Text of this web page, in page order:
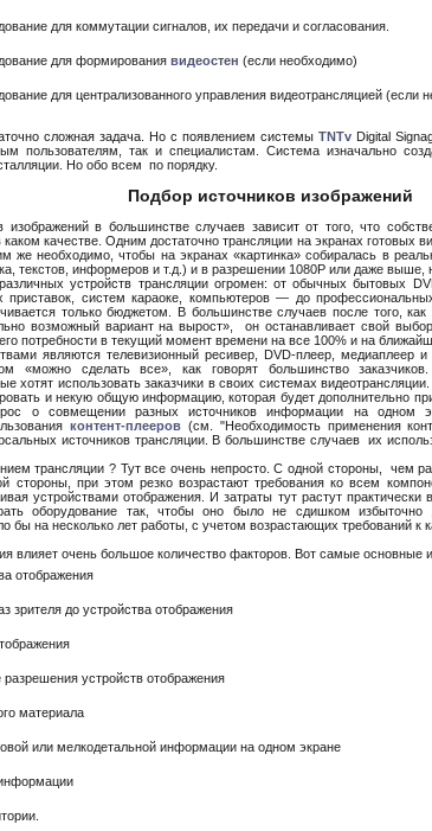
для коммутации сигналов, их передачи и согласования.
для формирования видеостен (если необходимо)
для централизованного управления видеотрансляцией (если
сложная задача. Но с появлением системы TNTv Digital
пользователям, так и специалистам. Система изначально
Но обо всем по порядку.
Подбор источников изображений
изображений в большинстве случаев зависит от того, что
каком качестве. Одним достаточно трансляции на экранах готовых
же необходимо, чтобы на экранах «картинка» собиралась в
текстов, информеров и т.д.) и в разрешении 1080P или даже выше,
устройств трансляции огромен: от обычных бытовых
приставок, систем караоке, компьютеров — до
только бюджетом. В большинстве случаев после того,
возможный вариант на вырост», он останавливает свой
потребности в текущий момент времени на все 100% и на
являются телевизионный ресивер, DVD-плеер, медиаплеер
«можно сделать все», как говорят большинство
хотят использовать заказчики в своих системах
и некую общую информацию, которая будет дополнительно
о совмещении разных источников информации на
контент-плееров(см. "Необходимость применения
источников трансляции. В большинстве случаев их
трансляции ? Тут все очень непросто. С одной стороны, чем
стороны, при этом резко возрастают требования ко всем
устройствами отображения. И затраты тут растут
оборудование так, чтобы оно было не сдишком
бы на несколько лет работы, с учетом возрастающих требований к
влияет очень большое количество факторов. Вот самые основные
отображения
зрителя до устройства отображения
устройств отображения
материала
или мелкодетальной информации на одном экране